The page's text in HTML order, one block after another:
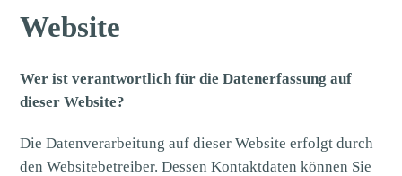
Website
Wer ist verantwortlich für die Datenerfassung auf
dieser Website?
Die Datenverarbeitung auf dieser Website erfolgt durch
den Websitebetreiber. Dessen Kontaktdaten können Sie